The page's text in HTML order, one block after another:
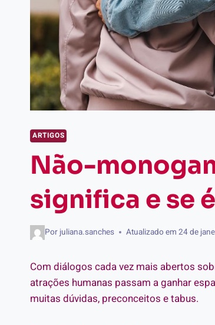
ARTIGOS
Não-
significa e se
Por juliana.sanches Atualizado em 24 de
Com diálogos cada vez mais abertos
atrações humanas passam a ganhar
muitas dúvidas, preconceitos e tabus.